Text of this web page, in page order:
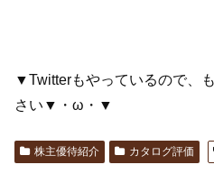
▼Twitterもやっているので、
さい▼・ω・▼
株主優待紹介 カタログ評価